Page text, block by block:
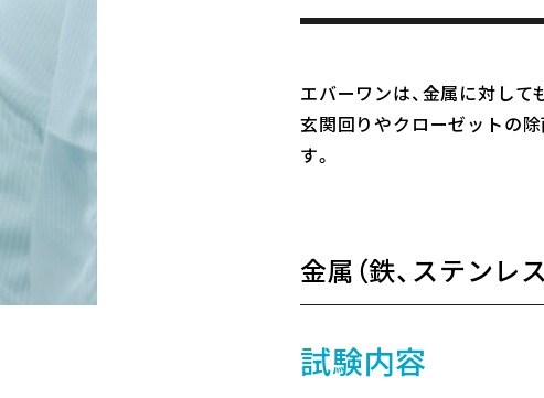
エバーワンは、金属に対して
玄関回りやクローゼットの
す。
金属（鉄、ステンレ
試験内容